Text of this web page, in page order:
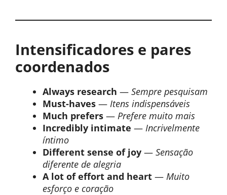
Intensificadores e pares
coordenados
Always research — Sempre pesquisam
Must-haves — Itens indispensáveis
Much prefers — Prefere muito mais
Incredibly intimate — Incrivelmente
íntimo
Different sense of joy — Sensação
diferente de alegria
A lot of effort and heart — Muito
esforço e coração